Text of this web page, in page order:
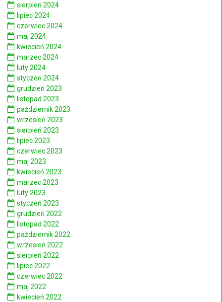
sierpień 2024
lipiec 2024
czerwiec 2024
maj 2024
kwiecień 2024
marzec 2024
luty 2024
styczeń 2024
grudzień 2023
listopad 2023
październik 2023
wrzesień 2023
sierpień 2023
lipiec 2023
czerwiec 2023
maj 2023
kwiecień 2023
marzec 2023
luty 2023
styczeń 2023
grudzień 2022
listopad 2022
październik 2022
wrzesień 2022
sierpień 2022
lipiec 2022
czerwiec 2022
maj 2022
kwiecień 2022